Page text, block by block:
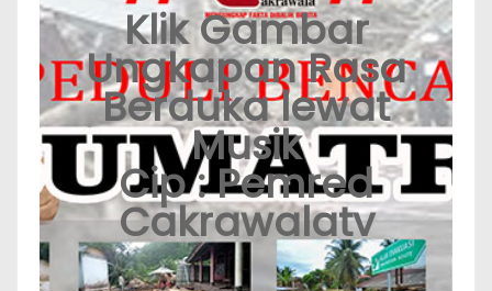
Klik Gambar
Ungkapan Rasa
Berduka lewat
Musik
Cip : Pemred
Cakrawalatv